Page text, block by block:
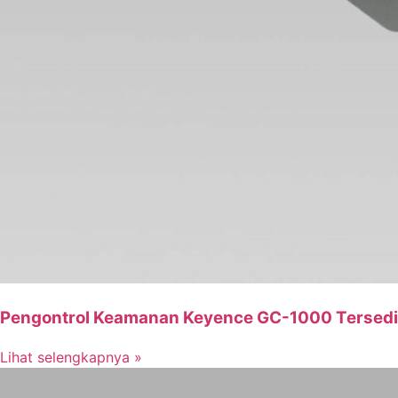
Pengontrol Keamanan Keyence GC-1000
Lihat selengkapnya »